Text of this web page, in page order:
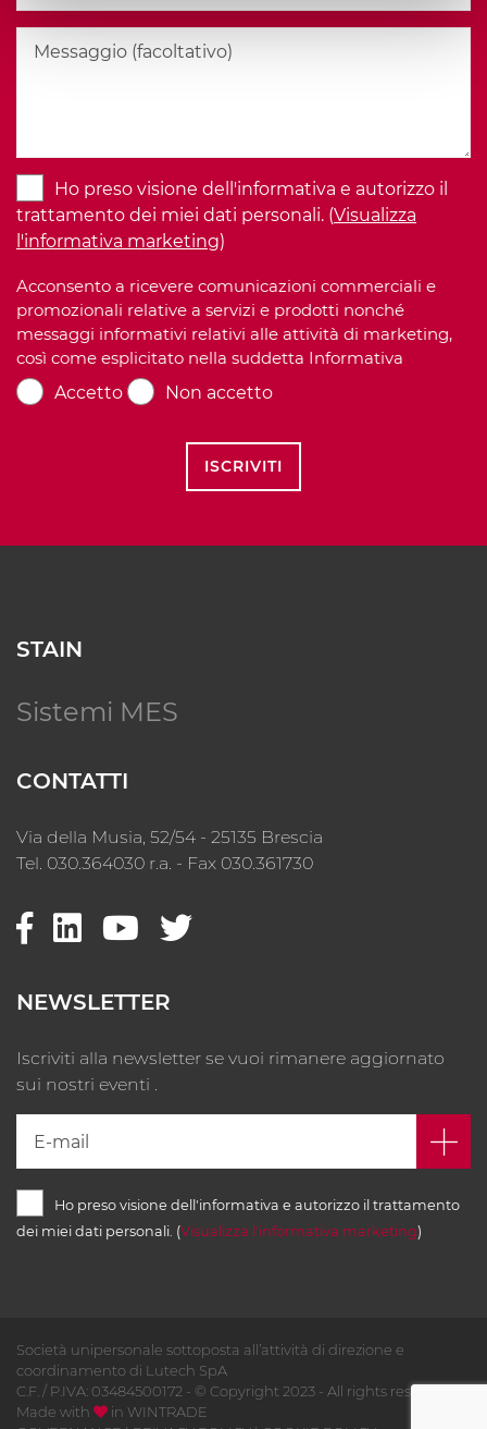
Ho preso visione dell'informativa e autorizzo il
trattamento dei miei dati personali. (Visualizza
l'informativa marketing)
Acconsento a ricevere comunicazioni commerciali e
promozionali relative a servizi e prodotti nonché
messaggi informativi relativi alle attività di marketing,
così come esplicitato nella suddetta Informativa
Accetto
Non accetto
ISCRIVITI
STAIN
Sistemi MES
CONTATTI
Via della Musia, 52/54 - 25135 Brescia
Tel. 030.364030 r.a. - Fax 030.361730
NEWSLETTER
Iscriviti alla newsletter se vuoi rimanere aggiornato
sui nostri eventi .
Ho preso visione dell'informativa e autorizzo il trattamento
dei miei dati personali. (Visualizza l'informativa marketing)
Società unipersonale sottoposta all’attività di direzione e
coordinamento di Lutech SpA
C.F. / P.IVA: 03484500172 - © Copyright 2023 - All rights reserved -
Made with
in WINTRADE